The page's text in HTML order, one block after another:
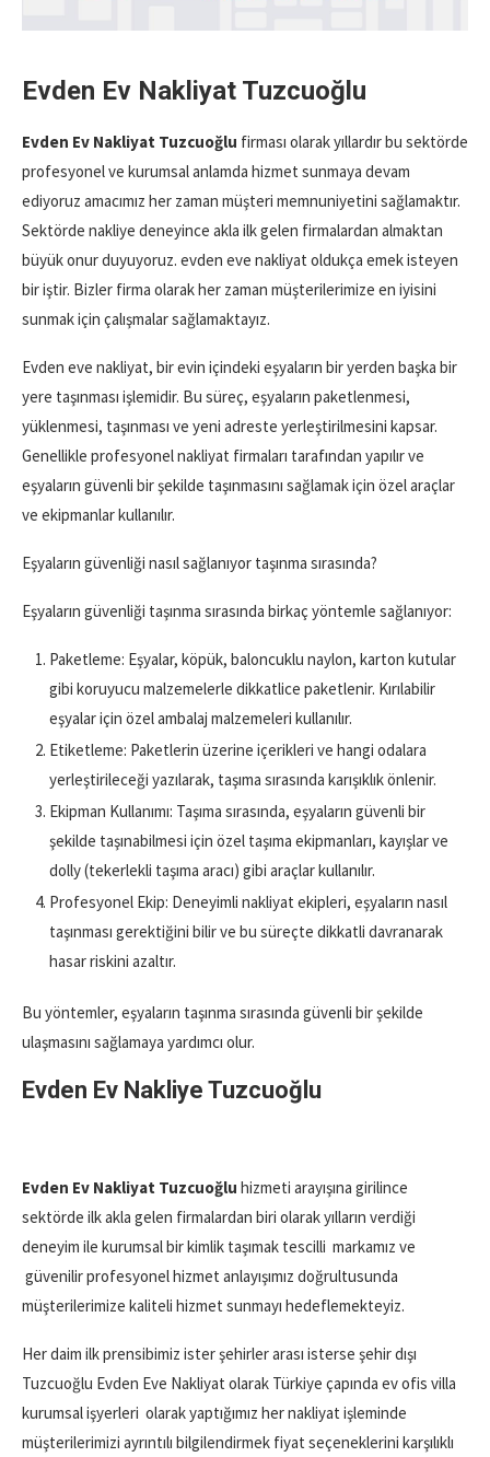
Evden Ev Nakliyat Tuzcuoğlu
Evden Ev Nakliyat Tuzcuoğlu firması olarak yıllardır bu sektörde
profesyonel ve kurumsal anlamda hizmet sunmaya devam
ediyoruz amacımız her zaman müşteri memnuniyetini sağlamaktır.
Sektörde nakliye deneyince akla ilk gelen firmalardan almaktan
büyük onur duyuyoruz. evden eve nakliyat oldukça emek isteyen
bir iştir. Bizler firma olarak her zaman müşterilerimize en iyisini
sunmak için çalışmalar sağlamaktayız.
Evden eve nakliyat, bir evin içindeki eşyaların bir yerden başka bir
yere taşınması işlemidir. Bu süreç, eşyaların paketlenmesi,
yüklenmesi, taşınması ve yeni adreste yerleştirilmesini kapsar.
Genellikle profesyonel nakliyat firmaları tarafından yapılır ve
eşyaların güvenli bir şekilde taşınmasını sağlamak için özel araçlar
ve ekipmanlar kullanılır.
Eşyaların güvenliği nasıl sağlanıyor taşınma sırasında?
Eşyaların güvenliği taşınma sırasında birkaç yöntemle sağlanıyor:
Paketleme: Eşyalar, köpük, baloncuklu naylon, karton kutular
gibi koruyucu malzemelerle dikkatlice paketlenir. Kırılabilir
eşyalar için özel ambalaj malzemeleri kullanılır.
Etiketleme: Paketlerin üzerine içerikleri ve hangi odalara
yerleştirileceği yazılarak, taşıma sırasında karışıklık önlenir.
Ekipman Kullanımı: Taşıma sırasında, eşyaların güvenli bir
şekilde taşınabilmesi için özel taşıma ekipmanları, kayışlar ve
dolly (tekerlekli taşıma aracı) gibi araçlar kullanılır.
Profesyonel Ekip: Deneyimli nakliyat ekipleri, eşyaların nasıl
taşınması gerektiğini bilir ve bu süreçte dikkatli davranarak
hasar riskini azaltır.
Bu yöntemler, eşyaların taşınma sırasında güvenli bir şekilde
ulaşmasını sağlamaya yardımcı olur.
Evden Ev Nakliye Tuzcuoğlu
Evden Ev Nakliyat Tuzcuoğlu hizmeti arayışına girilince
sektörde ilk akla gelen firmalardan biri olarak yılların verdiği
deneyim ile kurumsal bir kimlik taşımak tescilli markamız ve
güvenilir profesyonel hizmet anlayışımız doğrultusunda
müşterilerimize kaliteli hizmet sunmayı hedeflemekteyiz.
Her daim ilk prensibimiz ister şehirler arası isterse şehir dışı
Tuzcuoğlu Evden Eve Nakliyat olarak Türkiye çapında ev ofis villa
kurumsal işyerleri olarak yaptığımız her nakliyat işleminde
müşterilerimizi ayrıntılı bilgilendirmek fiyat seçeneklerini karşılıklı